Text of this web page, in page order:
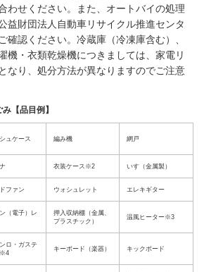
わせください。また、オートバイの処理
益財団法人自動車リサイクル推進センタ
確認ください。冷蔵庫（冷凍庫含む）、
機・衣類乾燥機につきましては、家電リ
なり、処分方法が異なりますのでご注意
【品目例】
ュケース 編み機 網戸
衣装ケース※2 いす（金属製）
ファン ウォシュレット エレキギター
（電子）レ
押入収納棚（金属、
プラスチック）
温風ヒーター※3
ロ・ガステ
※4
キーボード（楽器） キックボード